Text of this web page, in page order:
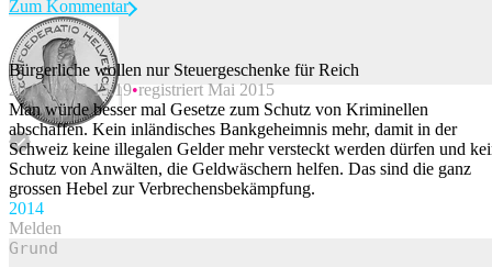
Beitrag melden
Zum Kommentar
Bürgerliche wollen nur Steuergeschenke für Reich
20.05.2022 15:19 registriert Mai 2015
Man würde besser mal Gesetze zum Schutz von Kriminellen
abschaffen. Kein inländisches Bankgeheimnis mehr, damit in der
Schweiz keine illegalen Gelder mehr versteckt werden dürfen und
Schutz von Anwälten, die Geldwäschern helfen. Das sind die ganz
grossen Hebel zur Verbrechensbekämpfung.
2014
Melden